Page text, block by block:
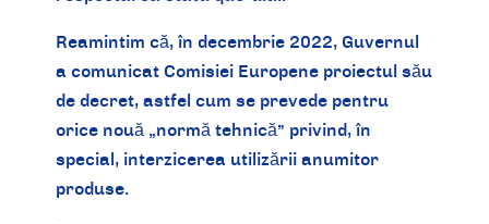
Reamintim că, în decembrie 2022, Guvernul
a comunicat Comisiei Europene proiectul său
de decret, astfel cum se prevede pentru
orice nouă „normă tehnică” privind, în
special, interzicerea utilizării anumitor
produse.